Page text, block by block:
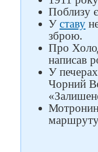
Поблизу
У ставу
зброю.
Про
написав
У
Чорний